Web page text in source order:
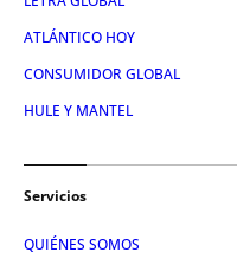
ATLÁNTICO HOY
CONSUMIDOR GLOBAL
HULE Y MANTEL
Servicios
QUIÉNES SOMOS